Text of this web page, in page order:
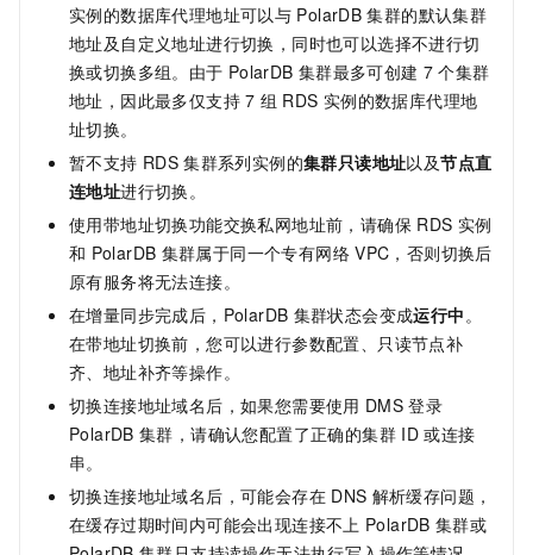
实例的数据库代理地址可以与 PolarDB 集群的默认集群
地址及自定义地址进行切换，同时也可以选择不进行切
换或切换多组。由于 PolarDB 集群最多可创建 7 个集群
地址，因此最多仅支持 7 组 RDS 实例的数据库代理地
址切换。
暂不支持 RDS 集群系列实例的集群只读地址以及节点直
连地址进行切换。
使用带地址切换功能交换私网地址前，请确保 RDS 实例
和 PolarDB 集群属于同一个专有网络 VPC，否则切换后
原有服务将无法连接。
在增量同步完成后， PolarDB 集群状态会变成运行中。
在带地址切换前，您可以进行参数配置、只读节点补
齐、地址补齐等操作。
切换连接地址域名后，如果您需要使用 DMS 登录
PolarDB 集群，请确认您配置了正确的集群 ID 或连接
串。
切换连接地址域名后，可能会存在 DNS 解析缓存问题，
在缓存过期时间内可能会出现连接不上 PolarDB 集群或